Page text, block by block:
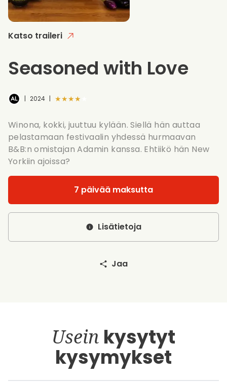
Katso traileri
Seasoned with Love
| 2024 | ★★★★★
Winona, kokki, juuttuu kylään. Siellä hän auttaa
pelastamaan festivaalin yhdessä hurmaavan
B&B:n omistajan Adamin kanssa. Ehtiikö hän New
Yorkiin ajoissa?
7 päivää maksutta
Lisätietoja
Jaa
Usein kysytyt
kysymykset